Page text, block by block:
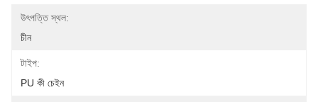
উৎপত্তি স্থল:
চীন
টাইপ:
PU কী চেইন